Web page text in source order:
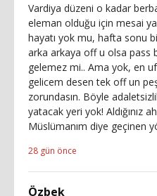
Vardiya düzeni o kadar
eleman olduğu için mesai
hayatı yok mu, hafta sonu
arka arkaya off u olsa pass
gelemez mi.. Ama yok, en
gelicem desen tek off un
zorundasın. Böyle
yatacak yeri yok! Aldığınız
Müslümanım diye geçinen
28 gün önce
Özbek